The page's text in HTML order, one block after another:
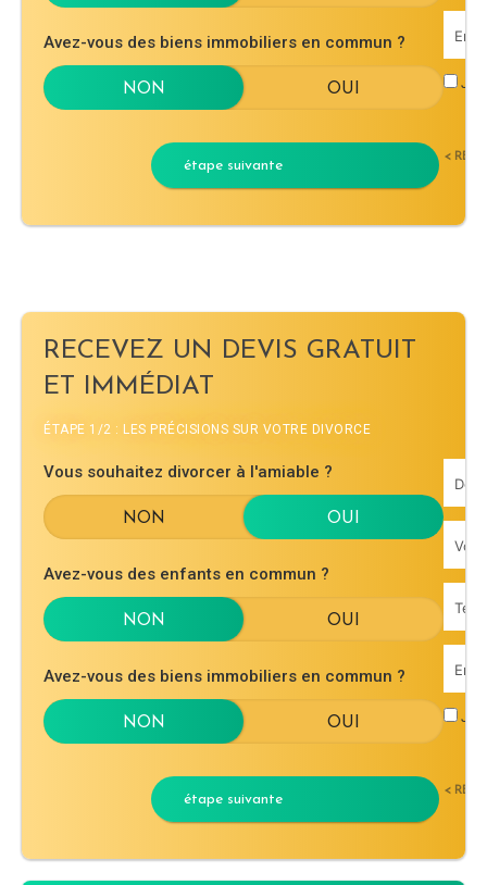
Avez-vous des biens immobiliers en commun ?
étape suivante <
RECEVEZ UN DEVIS GRATUIT
ET IMMÉDIAT
ÉTAPE 1/2 : LES PRÉCISIONS SUR VOTRE DIVORCE
Vous souhaitez divorcer à l'amiable ?
Avez-vous des enfants en commun ?
Avez-vous des biens immobiliers en commun ?
étape suivante <